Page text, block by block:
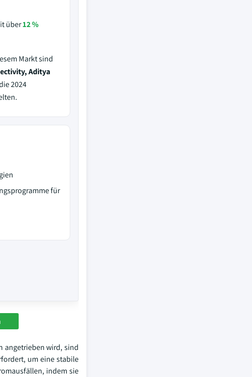
über12 %
Markt sind
Aditya
2024
für
angetrieben wird, sind
um eine stabile
indem sie